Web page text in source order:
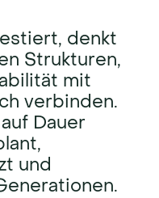
denkt
Strukturen,
mit
verbinden.
Dauer
und